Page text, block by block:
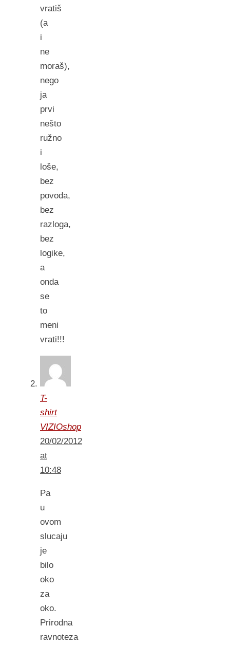
vratiš
(a
i
ne
moraš),
nego
ja
prvi
nešto
ružno
i
loše,
bez
povoda,
bez
razloga,
bez
logike,
a
onda
se
to
meni
vrati!!!
T-
shirt
VIZIOshop
20/02/2012
at
10:48
Pa
u
ovom
slucaju
je
bilo
oko
za
oko.
Prirodna
ravnoteza